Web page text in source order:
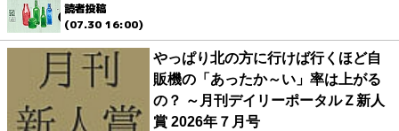
読者投稿
(07.30 16:00)
やっぱり北の方に行けば行くほど自
販機の「あったか～い」率は上がる
の？ ～月刊デイリーポータルＺ新人
賞 2026年７月号